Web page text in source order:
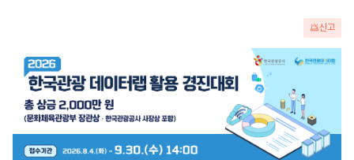
신고
광
고
배
너